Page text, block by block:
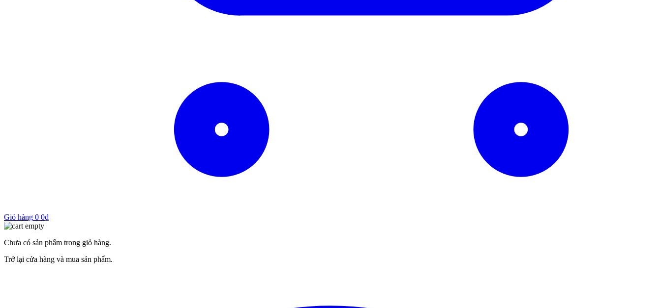
Giỏ hàng 0 0₫
Chưa có sản phẩm trong giỏ hàng.
Trở lại cửa hàng và mua sản phẩm.